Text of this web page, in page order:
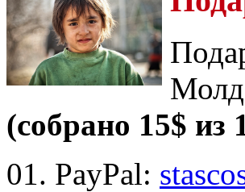
(собрано 15$ из
01. PayPal: